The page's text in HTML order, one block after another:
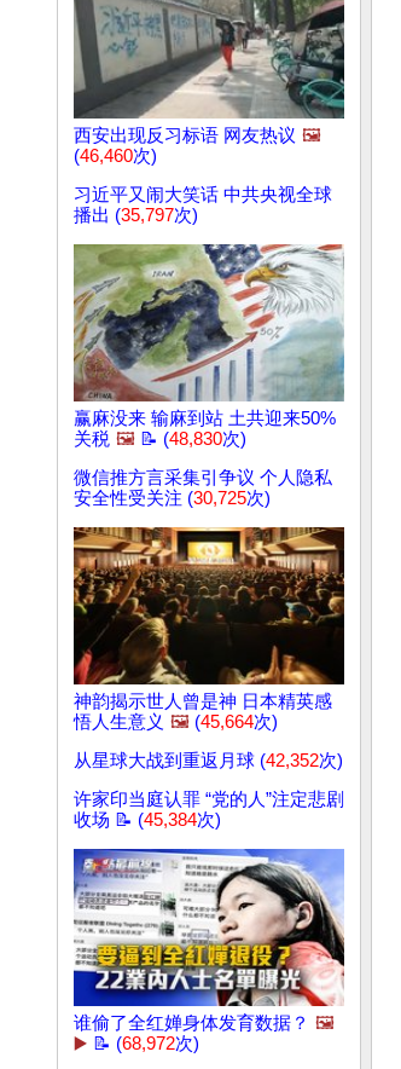
西安出现反习标语 网友热议 🖼️
(46,460次)
习近平又闹大笑话 中共央视全球
播出 (35,797次)
赢麻没来 输麻到站 土共迎来50%
关税 🖼️ 📝 (48,830次)
微信推方言采集引争议 个人隐私
安全性受关注 (30,725次)
神韵揭示世人曾是神 日本精英感
悟人生意义 🖼️ (45,664次)
从星球大战到重返月球 (42,352次)
许家印当庭认罪 “党的人”注定悲剧
收场 📝 (45,384次)
谁偷了全红婵身体发育数据？ 🖼️
▶️ 📝 (68,972次)